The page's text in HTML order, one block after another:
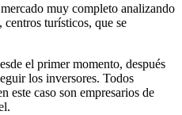
muy completo analizando
centros turísticos, que se
el primer momento, después
los inversores. Todos
este caso son empresarios de